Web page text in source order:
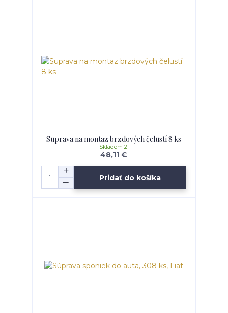
Suprava na montaz brzdových čelustí 8 ks
48,11 €
Skladom 2
Pridať do košíka